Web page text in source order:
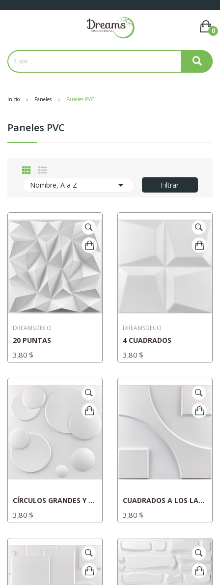
0
Inicio Paneles Paneles PVC
Paneles PVC
Nombre, A a Z  Filtrar
DREAMSDECO
20 PUNTAS
3,80 $
DREAMSDECO
4 CUADRADOS
3,80 $
CÍRCULOS GRANDES Y PEQUEÑOS
3,80 $
CUADRADOS A LOS LADOS
3,80 $